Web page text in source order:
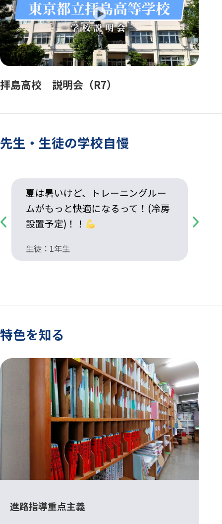
拝島高校 説明会（R7）
先生・生徒の学校自慢
Previous
夏は暑いけど、トレーニングルー
ムがもっと快適になるって！(冷房
設置予定)！！
生徒：1年生
Next
特色を知る
進路指導重点主義